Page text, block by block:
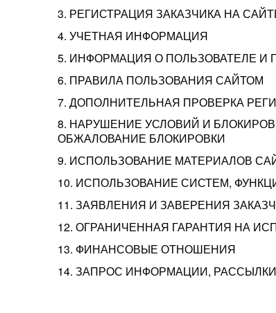
3. РЕГИСТРАЦИЯ ЗАКАЗЧИКА НА
4. УЧЕТНАЯ ИНФОРМАЦИЯ
5. ИНФОРМАЦИЯ О ПОЛЬЗОВАТЕЛЕ
6. ПРАВИЛА ПОЛЬЗОВАНИЯ САЙТОМ
7. ДОПОЛНИТЕЛЬНАЯ ПРОВЕРКА
8. НАРУШЕНИЕ УСЛОВИЙ И
ОБЖАЛОВАНИЕ БЛОКИРОВКИ
9. ИСПОЛЬЗОВАНИЕ МАТЕРИАЛОВ
10. ИСПОЛЬЗОВАНИЕ СИСТЕМ,
11. ЗАЯВЛЕНИЯ И ЗАВЕРЕНИЯ
12. ОГРАНИЧЕННАЯ ГАРАНТИЯ НА
13. ФИНАНСОВЫЕ ОТНОШЕНИЯ
14. ЗАПРОС ИНФОРМАЦИИ,